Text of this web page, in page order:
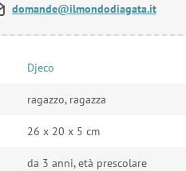
domande@ilmondodiagata.it
Djeco
ragazzo, ragazza
26 x 20 x 5 cm
da 3 anni, età prescolare